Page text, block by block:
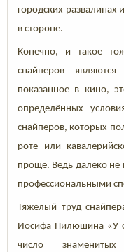
городских развалинах
в стороне.
Конечно, и такое
снайперов
показанное в кино,
определённых
снайперов, которых
роте или
проще. Ведь далеко
профессиональными
Тяжелый труд
Иосифа Пилюшина «У
число